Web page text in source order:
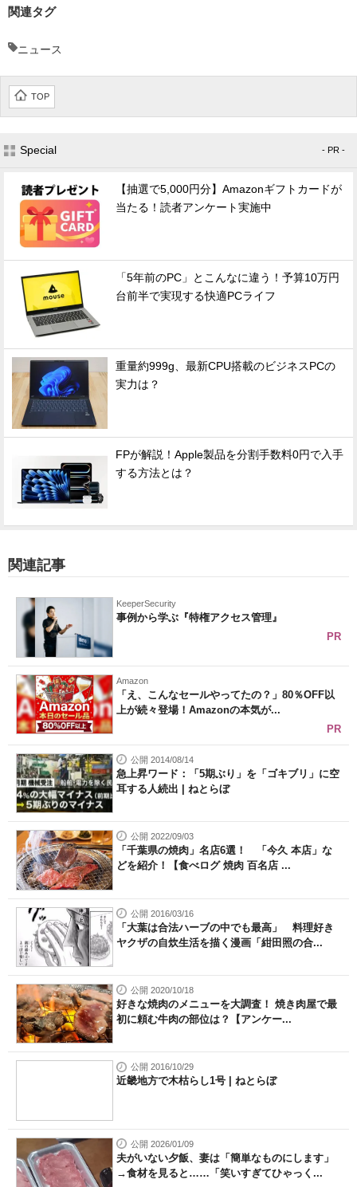
関連タグ
ニュース
TOP
Special - PR -
【抽選で5,000円分】Amazonギフトカードが
当たる！読者アンケート実施中
「5年前のPC」とこんなに違う！予算10万円
台前半で実現する快適PCライフ
重量約999g、最新CPU搭載のビジネスPCの
実力は？
FPが解説！Apple製品を分割手数料0円で入手
する方法とは？
関連記事
KeeperSecurity
事例から学ぶ『特権アクセス管理』
PR
Amazon
「え、こんなセールやってたの？」80％OFF以
上が続々登場！Amazonの本気が...
PR
公開 2014/08/14
急上昇ワード：「5期ぶり」を「ゴキブリ」に空
耳する人続出 | ねとらぼ
公開 2022/09/03
「千葉県の焼肉」名店6選！ 「今久 本店」な
どを紹介！【食べログ 焼肉 百名店 ...
公開 2016/03/16
「大葉は合法ハーブの中でも最高」 料理好き
ヤクザの自炊生活を描く漫画「紺田照の合...
公開 2020/10/18
好きな焼肉のメニューを大調査！ 焼き肉屋で最
初に頼む牛肉の部位は？【アンケー...
公開 2016/10/29
近畿地方で木枯らし1号 | ねとらぼ
公開 2026/01/09
夫がいない夕飯、妻は「簡単なものにします」
→食材を見ると……「笑いすぎてひゃっく...